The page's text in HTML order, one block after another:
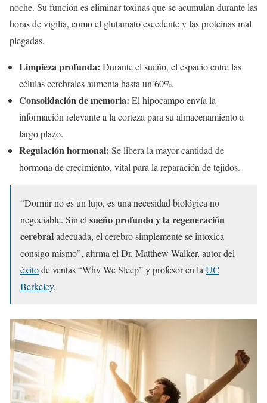
noche. Su función es eliminar toxinas que se acumulan durante las
horas de vigilia, como el glutamato excedente y las proteínas mal
plegadas.
Limpieza profunda: Durante el sueño, el espacio entre las
células cerebrales aumenta hasta un 60%.
Consolidación de memoria: El hipocampo envía la
información relevante a la corteza para su almacenamiento a
largo plazo.
Regulación hormonal: Se libera la mayor cantidad de
hormona de crecimiento, vital para la reparación de tejidos.
“Dormir no es un lujo, es una necesidad biológica no
negociable. Sin elsueño profundo y la regeneración
cerebraladecuada, el cerebro simplemente se intoxica
consigo mismo”, afirma el Dr. Matthew Walker, autor del
éxitode ventas “Why We Sleep” y profesor en laUC
Berkeley.